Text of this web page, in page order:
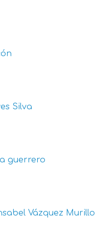
Silva
guerrero
Vázquez Murillo